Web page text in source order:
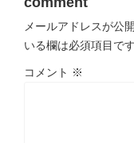
メールアドレスが公
いる欄は必須項目です
コメント ※